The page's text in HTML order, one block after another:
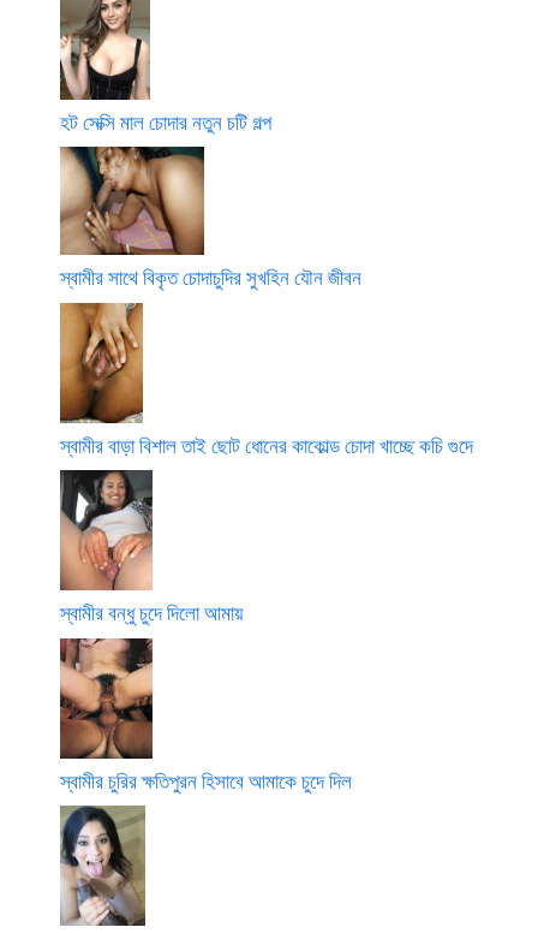
হট সেক্সি মাল চোদার নতুন চটি গল্প
স্বামীর সাথে বিকৃত চোদাচুদির সুখহিন যৌন জীবন
স্বামীর বাড়া বিশাল তাই ছোট ধোনের কাকোল্ড চোদা খাচ্ছে কচি গুদে
স্বামীর বন্ধু চুদে দিলো আমায়
স্বামীর চুরির ক্ষতিপুরন হিসাবে আমাকে চুদে দিল